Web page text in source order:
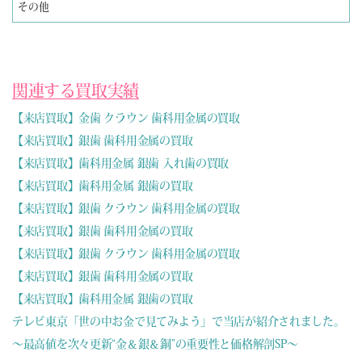
その他
関連する買取実績
【来店買取】金歯 クラウン 歯科用金属の買取
【来店買取】銀歯 歯科用金属の買取
【来店買取】歯科用金属 銀歯 入れ歯の買取
【来店買取】歯科用金属 銀歯の買取
【来店買取】銀歯 クラウン 歯科用金属の買取
【来店買取】銀歯 歯科用金属の買取
【来店買取】銀歯 クラウン 歯科用金属の買取
【来店買取】銀歯 歯科用金属の買取
【来店買取】歯科用金属 銀歯の買取
テレビ東京「世の中お金で見てみよう」で当店が紹介されました。
～最高値を次々更新“金＆銀＆銅”の重要性と価格解剖SP～